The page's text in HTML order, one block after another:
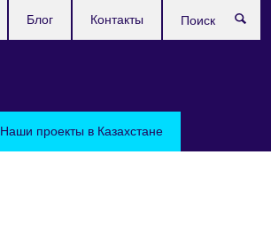
Наши проекты в Казахстане
Блог Контакты